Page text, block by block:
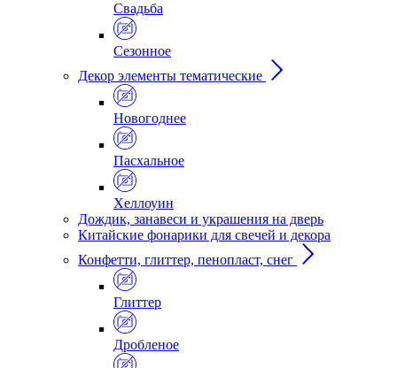
Свадьба
Сезонное
Декор элементы тематические
Новогоднее
Пасхальное
Хеллоуин
Дождик, занавеси и украшения на дверь
Китайские фонарики для свечей и декора
Конфетти, глиттер, пенопласт, снег
Глиттер
Дробленое